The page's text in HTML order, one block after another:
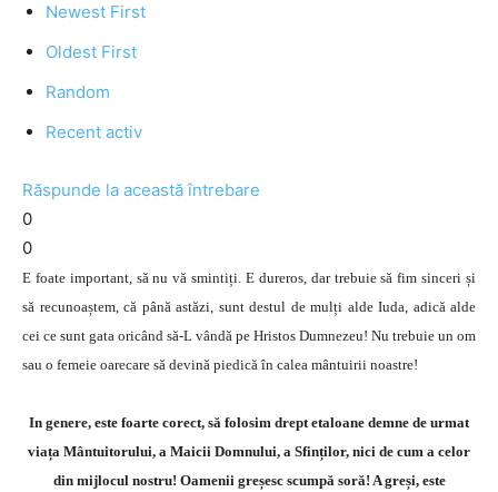
Newest First
Oldest First
Random
Recent activ
Răspunde la această întrebare
0
0
E foate important, să nu vă smintiți. E dureros, dar trebuie să fim sinceri și
să recunoaștem, că până astăzi, sunt destul de mulți alde Iuda, adică alde
cei ce sunt gata oricând să-L vândă pe Hristos Dumnezeu! Nu trebuie un om
sau o femeie oarecare să devină piedică în calea mântuirii noastre!
In genere, este foarte corect, să folosim drept etaloane demne de urmat
viața Mântuitorului, a Maicii Domnului, a Sfinților, nici de cum a celor
din mijlocul nostru! Oamenii greșesc scumpă soră! A greși, este